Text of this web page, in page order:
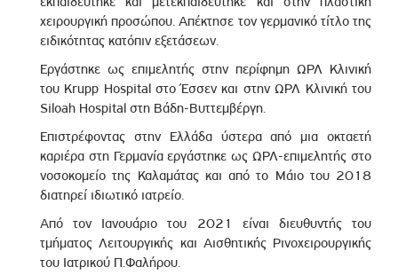
χειρουργική προσώπου. Απέκτησε τον γερμανικό τίτλο της
ειδικότητας κατόπιν εξετάσεων.
Εργάστηκε ως επιμελητής στην περίφημη ΩΡΛ Κλινική
του Krupp Hospital στο Έσσεν και στην ΩΡΛ Κλινική του
Siloah Hospital στη Βάδη-Βυττεμβέργη.
Επιστρέφοντας στην Ελλάδα ύστερα από μια οκταετή
καριέρα στη Γερμανία εργάστηκε ως ΩΡΛ-επιμελητής στο
νοσοκομείο της Καλαμάτας και από το Μάιο του 2018
διατηρεί ιδιωτικό ιατρείο.
Από τον Ιανουάριο του 2021 είναι διευθυντής του
τμήματος Λειτουργικής και Αισθητικής Ρινοχειρουργικής
του Ιατρικού Π.Φαλήρου.